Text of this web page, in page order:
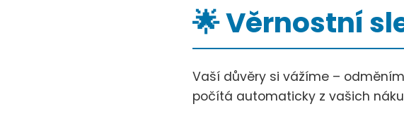
🌟 Věrnostní
Vaší důvěry si vážíme –
počítá automaticky z vašich